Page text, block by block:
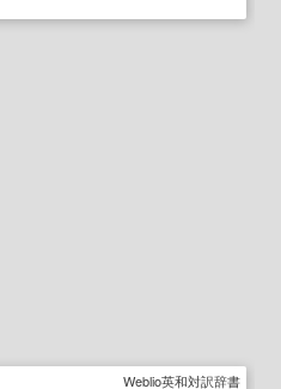
Weblio英和対訳辞書